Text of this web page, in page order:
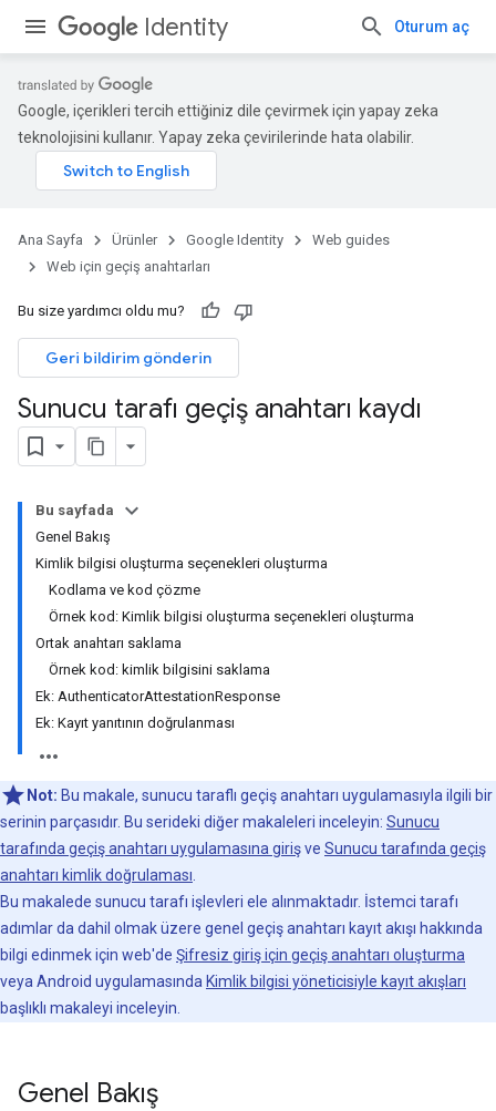
Identity Oturum aç
Google, içerikleri tercih ettiğiniz dile çevirmek için yapay zeka
teknolojisini kullanır. Yapay zeka çevirilerinde hata olabilir.
Ana Sayfa Ürünler Google Identity
Web guides
Web için geçiş anahtarları
Bu size yardımcı oldu mu?
Geri bildirim gönderin
Sunucu tarafı geçiş anahtarı kaydı
Bu sayfada
Genel Bakış
Kimlik bilgisi oluşturma seçenekleri oluşturma
Kodlama ve kod çözme
Örnek kod: Kimlik bilgisi oluşturma seçenekleri oluşturma
Ortak anahtarı saklama
Örnek kod: kimlik bilgisini saklama
Ek: AuthenticatorAttestationResponse
Ek: Kayıt yanıtının doğrulanması
Not: Bu makale, sunucu taraflı geçiş anahtarı uygulamasıyla ilgili bir
serinin parçasıdır. Bu serideki diğer makaleleri inceleyin: Sunucu
tarafında geçiş anahtarı uygulamasına girişve Sunucu tarafında geçiş
anahtarı kimlik doğrulaması
Bu makalede sunucu tarafı işlevleri ele alınmaktadır. İstemci tarafı
adımlar da dahil olmak üzere genel geçiş anahtarı kayıt akışı hakkında
bilgi edinmek için web'de Şifresiz giriş için geçiş anahtarı oluşturma
veya Android uygulamasında Kimlik bilgisi yöneticisiyle kayıt akışları
başlıklı makaleyi inceleyin.
Genel Bakış